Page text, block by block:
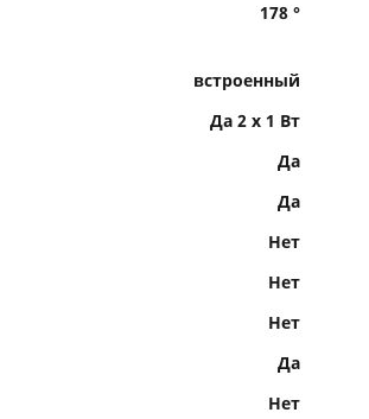
178 °
встроенный
Да 2 х 1 Вт
Да
Да
Нет
Нет
Нет
Да
Нет